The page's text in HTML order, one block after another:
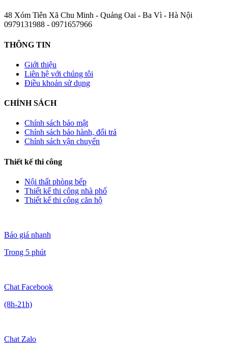
48 Xóm Tiên Xã Chu Minh - Quảng Oai - Ba Vì - Hà Nội
0979131988 - 0971657966
THÔNG TIN
Giới thiệu
Liên hệ với chúng tôi
Điều khoản sử dụng
CHÍNH SÁCH
Chính sách bảo mật
Chính sách bảo hành, đổi trả
Chính sách vận chuyển
Thiết kế thi công
Nội thất phòng bếp
Thiết kế thi công nhà phố
Thiết kế thi công căn hộ
Báo giá nhanh
Trong 5 phút
Chat Facebook
(8h-21h)
Chat Zalo